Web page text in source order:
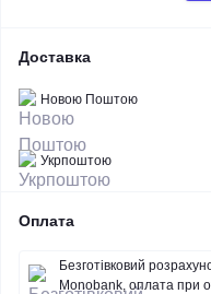
Доставка
Новою Поштою
Укрпоштою
Оплата
Безготівковий
Monobank, оплата при